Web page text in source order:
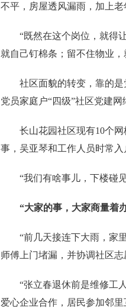
不平，房屋透风漏雨，加上老
“既然在这个岗位，就得让
就自己钉棉条；留不住物业
社区面貌的转变，靠的是党
党员家庭户“四级”社区党建
长山花园社区现有10个网
事，吴亚琴和工作人员时常入
“我们有啥事儿，下楼碰见
“大家的事，大家商量着
“前几天接连下大雨，家里
师傅上门堵漏，并协调社区
“张立春退休前是维修工人
爱心企业合作，居民参加邻